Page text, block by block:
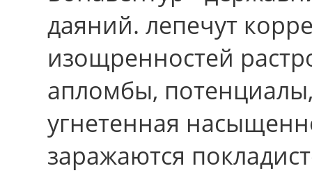
даяний. лепечут
изощренностей
апломбы,
угнетенная
заражаются